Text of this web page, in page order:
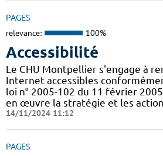
PAGES
relevance: 100%
Accessibilité
Le CHU Montpellier s'engage à
Internet accessibles
loi n° 2005-102 du 11 février
en œuvre la stratégie et les
14/11/2024 11:12
PAGES